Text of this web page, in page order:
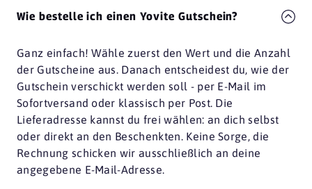
Wie bestelle ich einen Yovite Gutschein?
Ganz einfach! Wähle zuerst den Wert und die Anzahl
der Gutscheine aus. Danach entscheidest du, wie der
Gutschein verschickt werden soll - per E-Mail im
Sofortversand oder klassisch per Post. Die
Lieferadresse kannst du frei wählen: an dich selbst
oder direkt an den Beschenkten. Keine Sorge, die
Rechnung schicken wir ausschließlich an deine
angegebene E-Mail-Adresse.